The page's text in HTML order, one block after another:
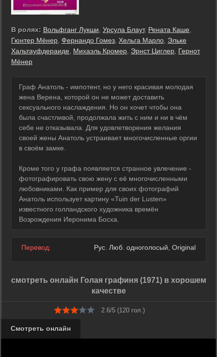
В ролях: Вольфганг Лукши, Урсула Блаут, Рената Каше,
Гюнтер Мёнер, Фернандо Гомез, Хельга Марло, Эльке
Хальтауфдераиде, Михаэль Кромер, Эрнст Циглер, Гернот
Мёнер
Граф Анатоль - импотент, но у него красивая молодая
жена Верена, которой он не может доставить
сексуального наслаждения. Но он хочет чтобы она
была счастливой, продолжала жить с ним и ни в чём
себе не отказывала. Для удовлетворения желания
своей жены Анатоль устраивает многочисленные оргии
в своём замке.
Кроме того у графа появляется странное увлечение -
фотографировать свою жену с её многочисленными
любовниками. Как пример для своих фотографий
Анатоль использует картину «Tuin der Lusten»
известного голландского художника времён
Возрождения Иеронима Босха.
Перевод: Рус. Люб. одноголосый, Original
смотреть онлайн Голая графиня (1971) в хорошем
качестве
2.6/5 (120гол.)
Смотреть онлайн